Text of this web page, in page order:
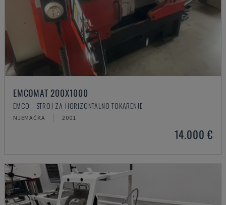
EMCOMAT 200X1000
EMCO - STROJ ZA HORIZONTALNO TOKARENJE
NJEMAČKA 2001
14.000 €